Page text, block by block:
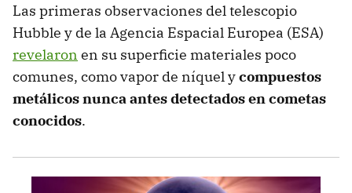
Las primeras observaciones del telescopio
Hubble y de la Agencia Espacial Europea (ESA)
revelaron en su superficie materiales poco
comunes, como vapor de níquel ycompuestos
metálicos nunca antes detectados en cometas
conocidos.